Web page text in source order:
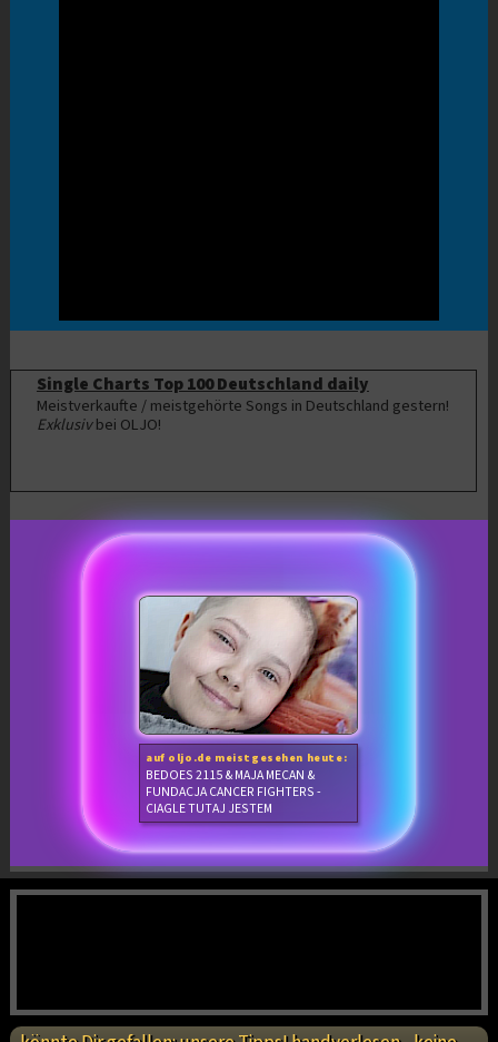
Single Charts Top 100 Deutschland daily
Meistverkaufte / meistgehörte Songs in Deutschland gestern!
Exklusivbei OLJO!
auf oljo.de meistgesehen heute:
BEDOES 2115 & MAJA MECAN &
FUNDACJA CANCER FIGHTERS -
CIAGLE TUTAJ JESTEM